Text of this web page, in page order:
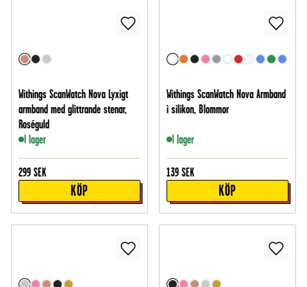
Withings ScanWatch Nova Lyxigt
armband med glittrande stenar,
Roséguld
I lager
299 SEK
KÖP
Withings ScanWatch Nova Armband
i silikon, Blommor
I lager
139 SEK
KÖP